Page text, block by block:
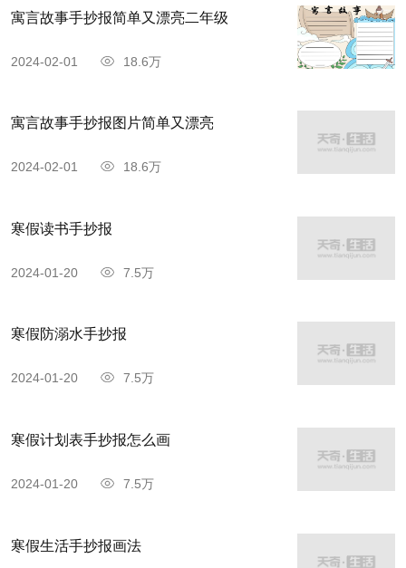
寓言故事手抄报简单又漂亮二年级
2024-02-01 18.6万
寓言故事手抄报图片简单又漂亮
2024-02-01 18.6万
寒假读书手抄报
2024-01-20 7.5万
寒假防溺水手抄报
2024-01-20 7.5万
寒假计划表手抄报怎么画
2024-01-20 7.5万
寒假生活手抄报画法